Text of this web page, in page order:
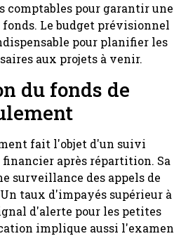
comptables pour garantir une
Le budget prévisionnel
pour planifier les
aux projets à venir.
du fonds de
fait l'objet d'un suivi
après répartition. Sa
surveillance des appels de
taux d'impayés supérieur à
d'alerte pour les petites
implique aussi l'examen